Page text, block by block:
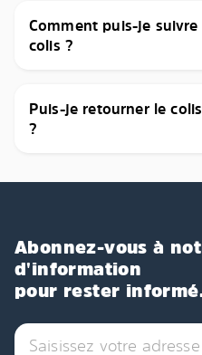
Comment puis-je
colis ?
Puis-je retourner le
?
Abonnez-vous à
d'information
pour rester